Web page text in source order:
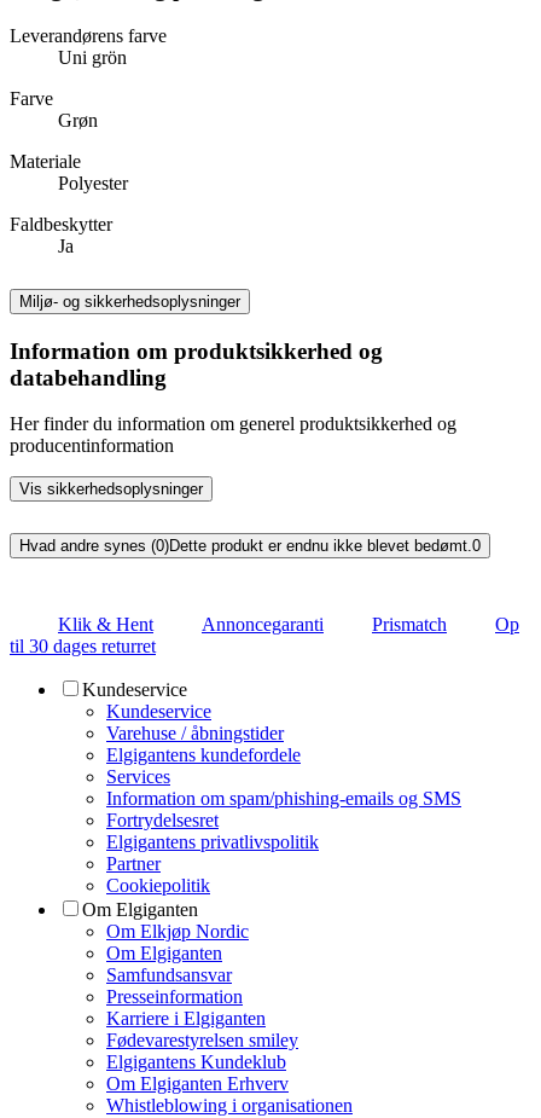
Leverandørens farve
Uni grön
Farve
Grøn
Materiale
Polyester
Faldbeskytter
Ja
Miljø- og sikkerhedsoplysninger
Information om produktsikkerhed og
databehandling
Her finder du information om generel produktsikkerhed og
producentinformation
Vis sikkerhedsoplysninger
Hvad andre synes (0)Dette produkt er endnu ikke blevet bedømt.0
Klik & Hent Annoncegaranti Prismatch
Op
til 30 dages returret
Kundeservice
Kundeservice
Varehuse / åbningstider
Elgigantens kundefordele
Services
Information om spam/phishing-emails og SMS
Fortrydelsesret
Elgigantens privatlivspolitik
Partner
Cookiepolitik
Om Elgiganten
Om Elkjøp Nordic
Om Elgiganten
Samfundsansvar
Presseinformation
Karriere i Elgiganten
Fødevarestyrelsen smiley
Elgigantens Kundeklub
Om Elgiganten Erhverv
Whistleblowing i organisationen